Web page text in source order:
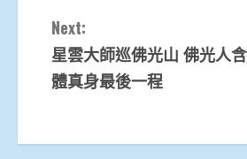
Next:
星雲大師巡佛光山 佛光人
體真身最後一程